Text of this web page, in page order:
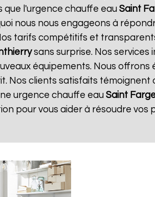
que l'urgence chauffe eau Saint
nous nous engageons à
tarifs compétitifs et
sans surprise. Nos services
équipements. Nous
Nos clients satisfaits
urgence chauffe eau Saint
pour vous aider à résoudre